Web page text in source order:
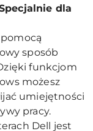
dla
sposób
funkcjom
możesz
umiejętności
pracy.
Dell jest